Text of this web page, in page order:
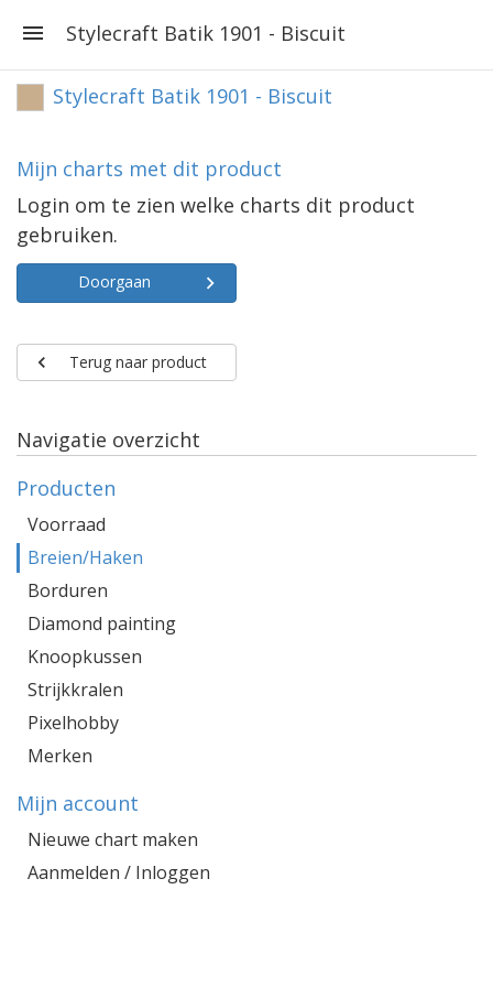
Stylecraft Batik 1901 - Biscuit
Stylecraft Batik 1901 - Biscuit
Mijn charts met dit product
Login om te zien welke charts dit product
gebruiken.
Doorgaan
Terug naar product
Navigatie overzicht
Producten
Voorraad
Breien/Haken
Borduren
Diamond painting
Knoopkussen
Strijkkralen
Pixelhobby
Merken
Mijn account
Nieuwe chart maken
Aanmelden / Inloggen